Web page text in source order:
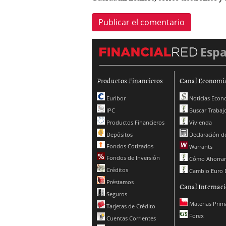
Productos Financieros
Euribor
IPC
Productos Financieros
Depósitos
Fondos Cotizados
Fondos de Inversión
Créditos
Préstamos
Seguros
Tarjetas de Crédito
Cuentas Corrientes
Canal
Noticias
Buscar
Vivienda
Declaración
Warrants
Cómo
Cambio Euro
Canal
Materias
Forex